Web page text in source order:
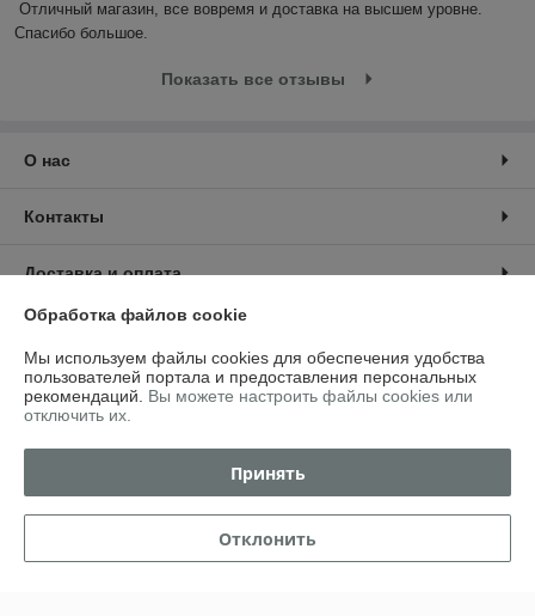
Отличный магазин, все вовремя и доставка на высшем уровне.
Спасибо большое.
Показать все отзывы
О нас
Контакты
Доставка и оплата
График работы
Полная версия сайта
Сайт создан на платформе Deal.by
Обработка файлов cookie
Мы используем файлы cookies для обеспечения удобства
пользователей портала и предоставления персональных
рекомендаций. Вы можете настроить файлы cookies или
отключить их.
Принять
Отклонить